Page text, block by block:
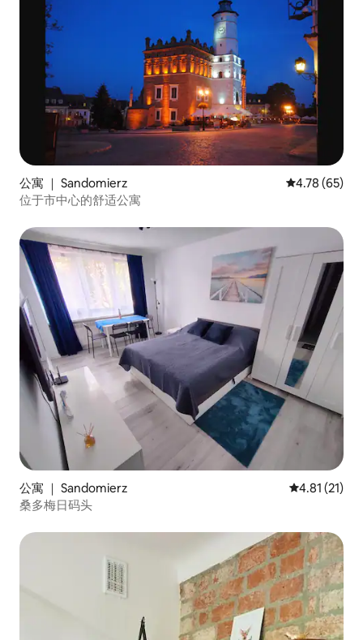
公寓 ｜ Sandomierz 平均评分
4.78 (65)
位于市中心的舒适公寓
公寓 ｜ Sandomierz 平均评分
4.81 (21)
桑多梅日码头